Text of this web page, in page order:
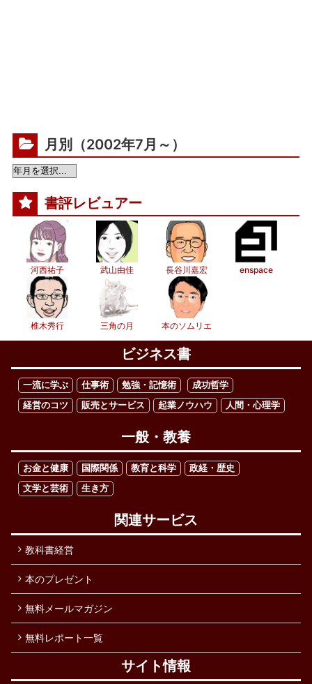
月別（2002年7月～）
書評レビュアー
河西祐子 武山由佳 長谷川嘉宏 enspace
椎木秀行 三角の月 本のソムリエ
ビジネス書
一流に学ぶ 仕事術 勉強・記憶術
成功哲学
経営のコツ
販売とサービス 起業ノウハウ 人間・心理学
一般・教養
お金と健康 国際関係 教育と科学
政経・歴史
文学と芸術
生き方
関連サービス
教科書経営
本のプレゼント
無料メールマガジン
無料レポート一覧
サイト情報